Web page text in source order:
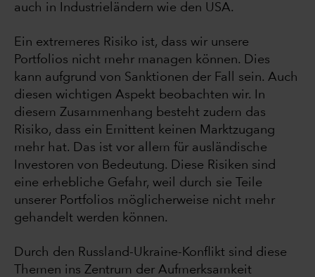
auch in Industrieländern wie den USA.
Ein extremeres Risiko ist, dass wir unsere
Portfolios nicht mehr managen können. Dies
kann aufgrund von Sanktionen der Fall sein. Auch
diesen wichtigen Aspekt beobachten wir. In
diesem Zusammenhang besteht zudem das
Risiko, dass ein Emittent keinen Marktzugang
mehr hat. Das ist vor allem für ausländische
Investoren von Bedeutung. Diese Risiken sind
eine erhebliche Gefahr, weil durch sie Teile
unserer Portfolios möglicherweise nicht mehr
gehandelt werden können.
Durch den Russland-Ukraine-Konflikt sind diese
Themen ins Zentrum der Aufmerksamkeit